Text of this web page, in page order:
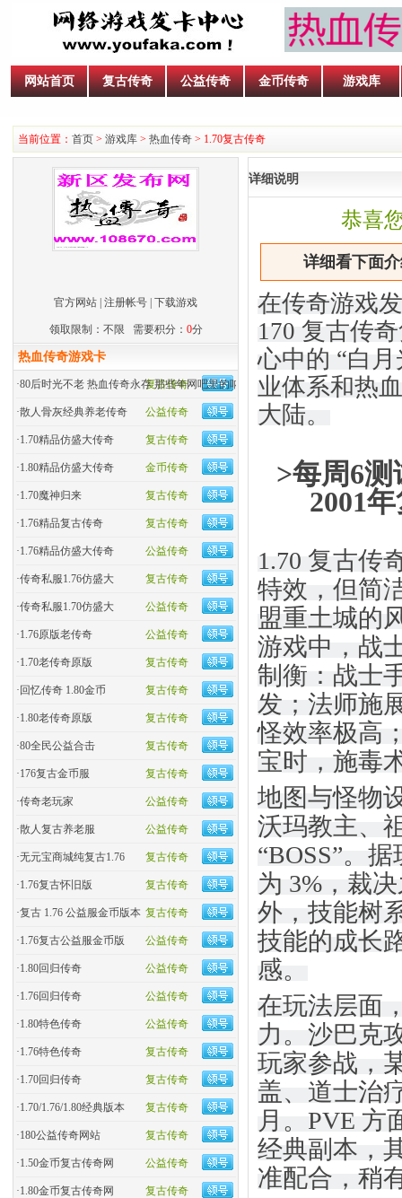
网站首页 复古传奇 公益传奇 金币传奇 游戏库
当前位置： 首页 > 游戏库 > 热血传奇 > 1.70复古传奇
官方网站 注册帐号 下载游戏
领取限制：不限 需要积分： 0分
热血传奇游戏卡
复古传奇
·80后时光不老 热血传奇永存 那些年网吧里的呐喊
公益传奇
·散人骨灰经典养老传奇
复古传奇
·1.70精品仿盛大传奇
金币传奇
·1.80精品仿盛大传奇
复古传奇
·1.70魔神归来
复古传奇
·1.76精品复古传奇
公益传奇
·1.76精品仿盛大传奇
复古传奇
·传奇私服1.76仿盛大
公益传奇
·传奇私服1.70仿盛大
公益传奇
·1.76原版老传奇
复古传奇
·1.70老传奇原版
复古传奇
· 回忆传奇 1.80金币
复古传奇
·1.80老传奇原版
复古传奇
·80全民公益合击
复古传奇
·176复古金币服
公益传奇
·传奇老玩家
公益传奇
·散人复古养老服
复古传奇
·无元宝商城纯复古1.76
复古传奇
·1.76复古怀旧版
复古传奇
·复古 1.76 公益服金币版本
公益传奇
·1.76复古公益服金币版
公益传奇
·1.80回归传奇
公益传奇
·1.76回归传奇
公益传奇
·1.80特色传奇
复古传奇
·1.76特色传奇
复古传奇
·1.70回归传奇
复古传奇
·1.70/1.76/1.80经典版本
复古传奇
·180公益传奇网站
公益传奇
·1.50金币复古传奇网
复古传奇
·1.80金币复古传奇网
详细说明
恭喜
详细看下面
在传奇游戏
170 复古传
心中的 “白
业体系和热
大陆。
>每周6测
2001
1.70 复古传
特效，但简
盟重土城的
游戏中，战
制衡：战士
发；法师施
怪效率极高
宝时，施毒
地图与怪物
沃玛教主、
“BOSS”。
为 3%，裁
外，技能树
技能的成长
感。
在玩法层面
力。沙巴克
玩家参战，
盖、道士治
月。PVE 方
经典副本，
准配合，稍